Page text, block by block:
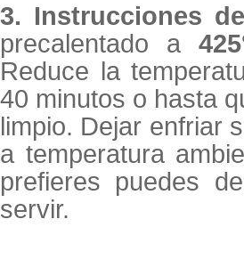
3. Instrucciones
precalentado a
Reduce la
40 minutos o hasta
limpio. Dejar enfriar
a temperatura
prefieres puedes
servir.